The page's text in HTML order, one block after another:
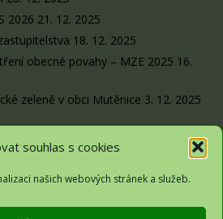
souhlas s cookies
našich webových stránek a služeb.
2026 21. 12. 2025
18. 12. 2025
obecné povahy – MZE 2025 16.
zeleně v obci Mutěnice 3. 12. 2025
Sousedovice© 2026